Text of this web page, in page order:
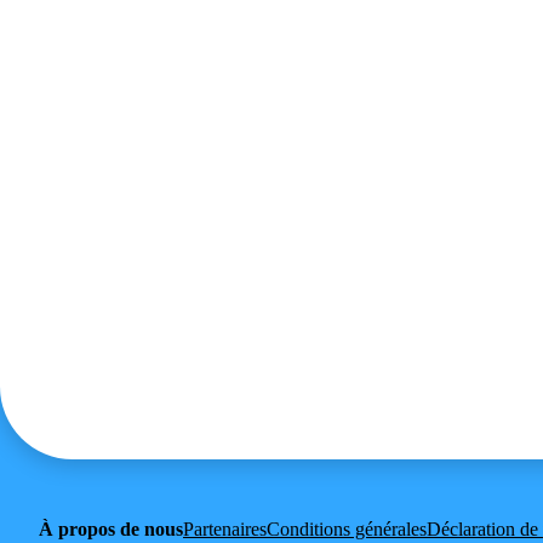
À propos de nousPartenairesConditions généralesDéclaration de